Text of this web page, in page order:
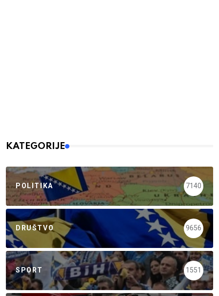
KATEGORIJE
POLITIKA 7140
DRUŠTVO 9656
SPORT 1551